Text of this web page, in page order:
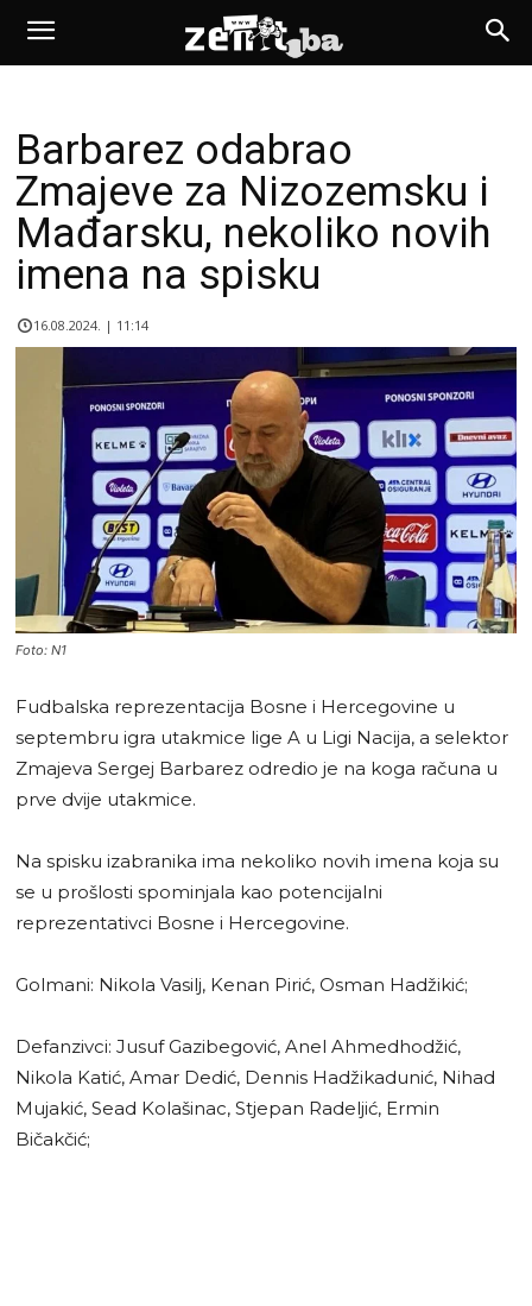
Barbarez odabrao
Zmajeve za Nizozemsku i
Mađarsku, nekoliko novih
imena na spisku
16.08.2024. | 11:14
Foto: N1
Fudbalska reprezentacija Bosne i Hercegovine u
septembru igra utakmice lige A u Ligi Nacija, a selektor
Zmajeva Sergej Barbarez odredio je na koga računa u
prve dvije utakmice.
Na spisku izabranika ima nekoliko novih imena koja su
se u prošlosti spominjala kao potencijalni
reprezentativci Bosne i Hercegovine.
Golmani: Nikola Vasilj, Kenan Pirić, Osman Hadžikić;
Defanzivci: Jusuf Gazibegović, Anel Ahmedhodžić,
Nikola Katić, Amar Dedić, Dennis Hadžikadunić, Nihad
Mujakić, Sead Kolašinac, Stjepan Radeljić, Ermin
Bičakčić;